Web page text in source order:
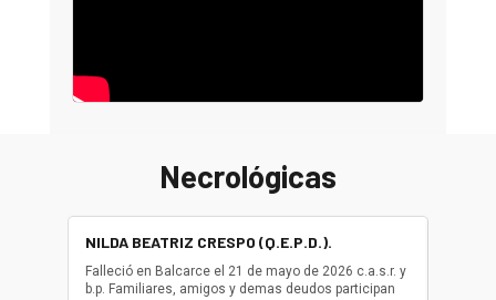
Necrológicas
NILDA BEATRIZ CRESPO (Q.E.P.D.).
Falleció en Balcarce el 21 de mayo de 2026 c.a.s.r. y
b.p. Familiares, amigos y demas deudos participan